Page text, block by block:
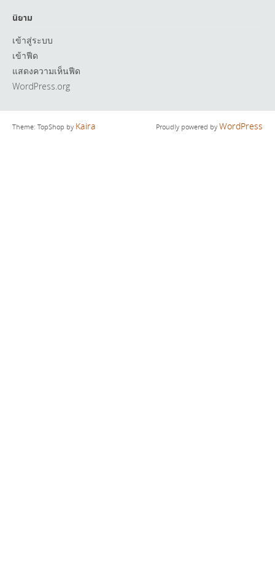
นิยาม
เข้าสู่ระบบ
เข้าฟีด
แสดงความเห็นฟีด
WordPress.org
Theme: TopShop by Kaira Proudly powered byWordPress